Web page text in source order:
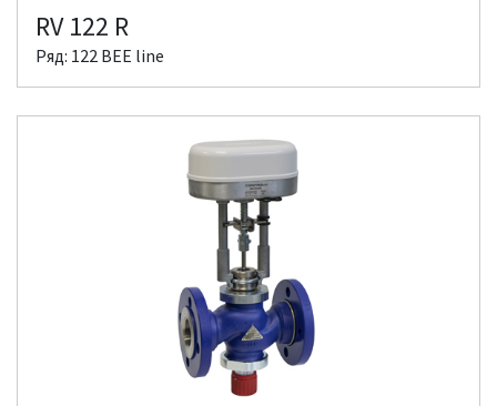
RV 122 R
Ряд: 122 BEE line